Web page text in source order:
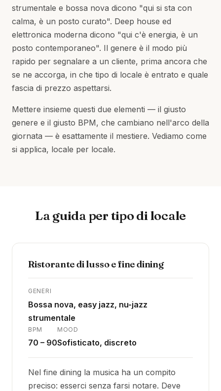
strumentale e bossa nova dicono "qui si sta con
calma, è un posto curato". Deep house ed
elettronica moderna dicono "qui c'è energia, è un
posto contemporaneo". Il genere è il modo più
rapido per segnalare a un cliente, prima ancora che
se ne accorga, in che tipo di locale è entrato e quale
fascia di prezzo aspettarsi.
Mettere insieme questi due elementi — il giusto
genere e il giusto BPM, che cambiano nell'arco della
giornata — è esattamente il mestiere. Vediamo come
si applica, locale per locale.
La guida per tipo di locale
Ristorante di lusso e fine dining
GENERI
Bossa nova, easy jazz, nu-jazz
strumentale
BPM
70 – 90
MOOD
Sofisticato, discreto
Nel fine dining la musica ha un compito
preciso: esserci senza farsi notare. Deve